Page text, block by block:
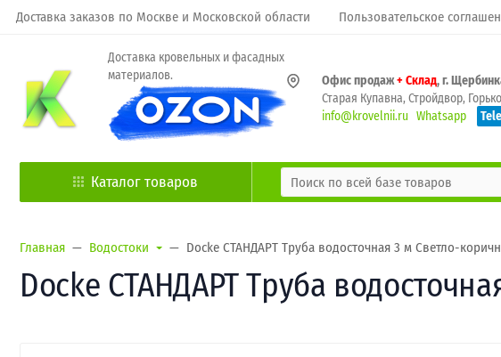
Доставка заказов по Москве и Московской области Пользовательское
Доставка кровельных и фасадных
материалов.
Офис продаж+ Склад, г.
Старая Купавна, Стройдвор,
info@krovelnii.ru Whatsapp
Каталог товаров
Главная Водостоки Docke СТАНДАРТ Труба водосточная 3 м Светло-
Docke СТАНДАРТ Труба